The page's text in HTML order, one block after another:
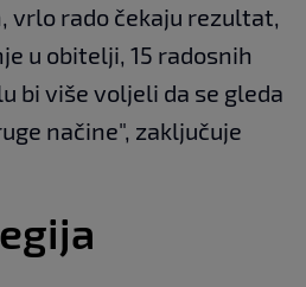
vrlo rado čekaju rezultat,
u obitelji, 15 radosnih
bi više voljeli da se gleda
načine", zaključuje